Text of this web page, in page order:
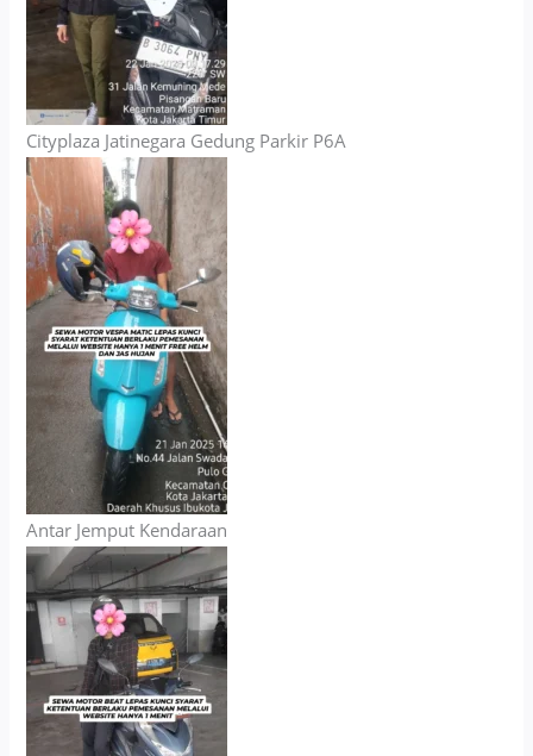
Cityplaza Jatinegara Gedung Parkir P6A
Antar Jemput Kendaraan